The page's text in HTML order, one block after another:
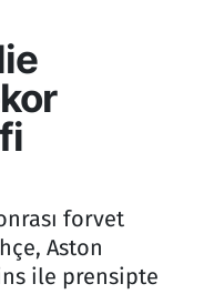
forvet
Aston
ile prensipte